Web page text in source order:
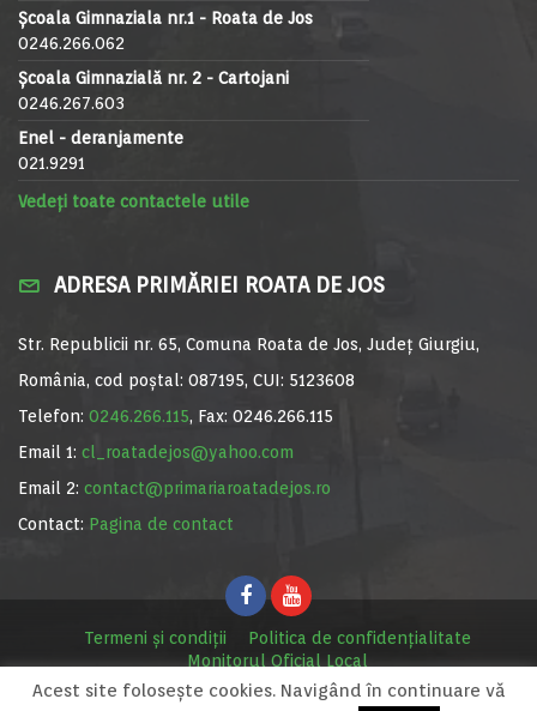
Școala Gimnaziala nr.1 - Roata de Jos
0246.266.062
Școala Gimnazială nr. 2 - Cartojani
0246.267.603
Enel - deranjamente
021.9291
Vedeți toate contactele utile
ADRESA PRIMĂRIEI ROATA DE JOS
Str. Republicii nr. 65, Comuna Roata de Jos, Județ Giurgiu,
România, cod poștal: 087195, CUI: 5123608
Telefon: 0246.266.115, Fax: 0246.266.115
Email 1: cl_roatadejos@yahoo.com
Email 2: contact@primariaroatadejos.ro
Contact: Pagina de contact
Termeni și condiții
Politica de confidențialitate
Monitorul Oficial Local
© Primăria Roata de Jos, 2020. Site realizat de MediaDigi.ro
Acest site foloseşte cookies. Navigând în continuare vă